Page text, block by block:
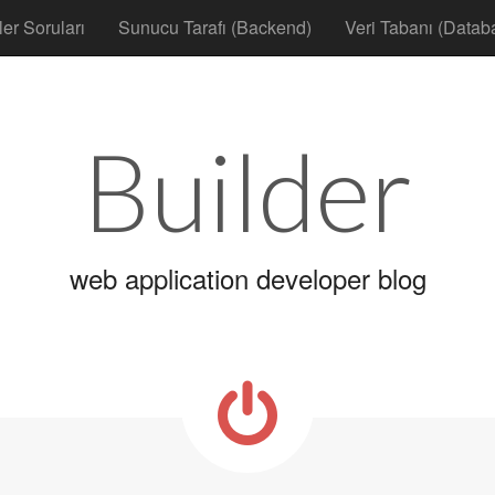
Soruları Sunucu Tarafı (Backend) Veri Tabanı
Builder
web application developer blog